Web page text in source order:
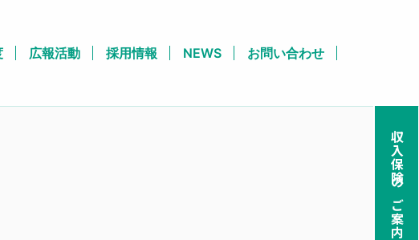
収入保険のご案内
広報活動 採用情報 NEWS お問い合わせ